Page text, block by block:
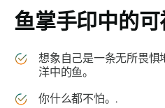
鱼掌手印中的
想象自己是一条无所畏惧
洋中的鱼。
你什么都不怕。.